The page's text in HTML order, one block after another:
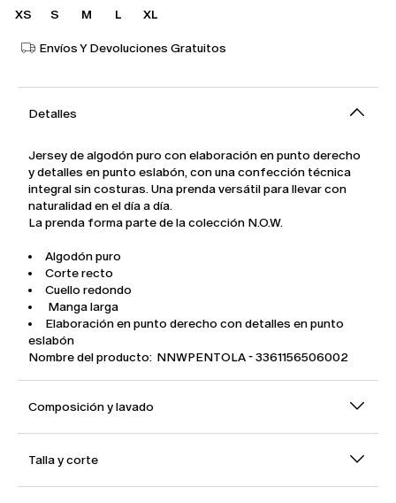
XS S M L XL
Envíos Y Devoluciones Gratuitos
Detalles
Jersey de algodón puro con elaboración en punto derecho
y detalles en punto eslabón, con una confección técnica
integral sin costuras. Una prenda versátil para llevar con
naturalidad en el día a día.
La prenda forma parte de la colección N.O.W.
Algodón puro
Corte recto
Cuello redondo
Manga larga
Elaboración en punto derecho con detalles en punto
eslabón
Nombre del producto: NNWPENTOLA - 3361156506002
Composición y lavado
Talla y corte